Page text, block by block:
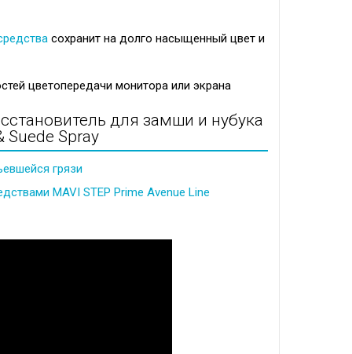
сохранит на долго насыщенный цвет и
цветопередачи монитора или экрана
для замши и нубука
Suede Spray
грязи
MAVI STEP Prime Avenue Line